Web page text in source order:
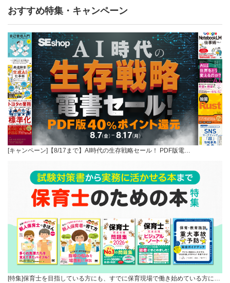
おすすめ特集・キャンペーン
[キャンペーン]【8/17まで】AI時代の生存戦略セール！ PDF版電…
[特集]保育士を目指している方にも、すでに保育現場で働き始めている方に…